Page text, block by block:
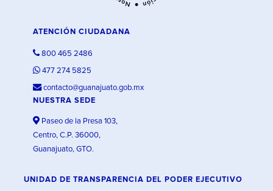
ATENCIÓN CIUDADANA
800 465 2486
477 274 5825
contacto@guanajuato.gob.mx
NUESTRA SEDE
Paseo de la Presa 103,
Centro, C.P. 36000,
Guanajuato, GTO.
UNIDAD DE TRANSPARENCIA DEL PODER EJECUTIVO